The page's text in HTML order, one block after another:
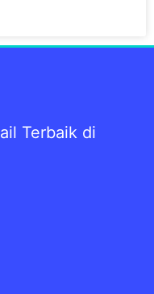
Terbaik di